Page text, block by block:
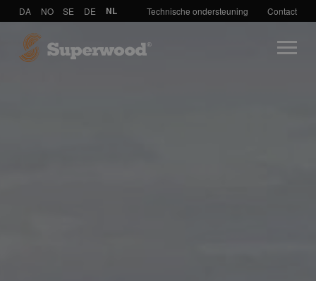
DA NO SE DE NL Technische ondersteuning Contact